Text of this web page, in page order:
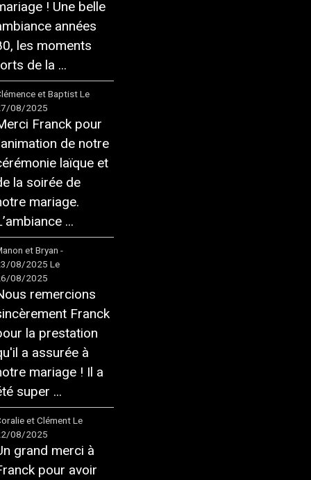
! Une belle
années
les moments
de la ...
et Baptist Le
08/2025
Franck pour
de notre
laïque et
la soirée de
mariage.
...
et Bryan -
08/2025 Le
08/2025
remercions
Franck
la prestation
a assurée à
mariage ! Il a
super ...
et Clément Le
08/2025
grand merci à
pour avoir